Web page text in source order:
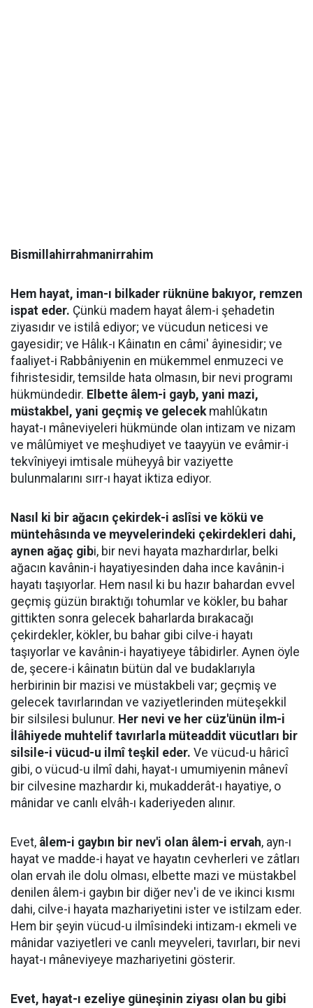
Bismillahirrahmanirrahim
Hem hayat, iman-ı bilkader rüknüne bakıyor, remzen
ispat eder. Çünkü madem hayat âlem-i şehadetin
ziyasıdır ve istilâ ediyor; ve vücudun neticesi ve
gayesidir; ve Hâlık-ı Kâinatın en câmi' âyinesidir; ve
faaliyet-i Rabbâniyenin en mükemmel enmuzeci ve
fihristesidir, temsilde hata olmasın, bir nevi programı
hükmündedir. Elbette âlem-i gayb, yani mazi,
müstakbel, yani geçmiş ve gelecekmahlûkatın
hayat-ı mâneviyeleri hükmünde olan intizam ve nizam
ve mâlûmiyet ve meşhudiyet ve taayyün ve evâmir-i
tekvîniyeyi imtisale müheyyâ bir vaziyette
bulunmalarını sırr-ı hayat iktiza ediyor.
Nasıl ki bir ağacın çekirdek-i aslîsi ve kökü ve
müntehâsında ve meyvelerindeki çekirdekleri dahi,
aynen ağaç gibi, bir nevi hayata mazhardırlar, belki
ağacın kavânin-i hayatiyesinden daha ince kavânin-i
hayatı taşıyorlar. Hem nasıl ki bu hazır bahardan evvel
geçmiş güzün bıraktığı tohumlar ve kökler, bu bahar
gittikten sonra gelecek baharlarda bırakacağı
çekirdekler, kökler, bu bahar gibi cilve-i hayatı
taşıyorlar ve kavânin-i hayatiyeye tâbidirler. Aynen öyle
de, şecere-i kâinatın bütün dal ve budaklarıyla
herbirinin bir mazisi ve müstakbeli var; geçmiş ve
gelecek tavırlarından ve vaziyetlerinden müteşekkil
bir silsilesi bulunur. Her nevi ve her cüz'ünün ilm-i
İlâhiyede muhtelif tavırlarla müteaddit vücutları bir
silsile-i vücud-u ilmî teşkil eder. Ve vücud-u hâricî
gibi, o vücud-u ilmî dahi, hayat-ı umumiyenin mânevî
bir cilvesine mazhardır ki, mukadderât-ı hayatiye, o
mânidar ve canlı elvâh-ı kaderiyeden alınır.
Evet, âlem-i gaybın bir nev'i olan âlem-i ervah, ayn-ı
hayat ve madde-i hayat ve hayatın cevherleri ve zâtları
olan ervah ile dolu olması, elbette mazi ve müstakbel
denilen âlem-i gaybın bir diğer nev'i de ve ikinci kısmı
dahi, cilve-i hayata mazhariyetini ister ve istilzam eder.
Hem bir şeyin vücud-u ilmîsindeki intizam-ı ekmeli ve
mânidar vaziyetleri ve canlı meyveleri, tavırları, bir nevi
hayat-ı mâneviyeye mazhariyetini gösterir.
Evet, hayat-ı ezeliye güneşinin ziyası olan bu gibi